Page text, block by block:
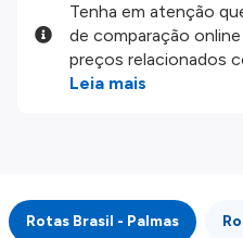
Tenha em atenção
de comparação
preços relacionados
produtos disponíveis
integridade ou pela
publicada, por isso
Leia mais
Rotas Brasil - Palmas